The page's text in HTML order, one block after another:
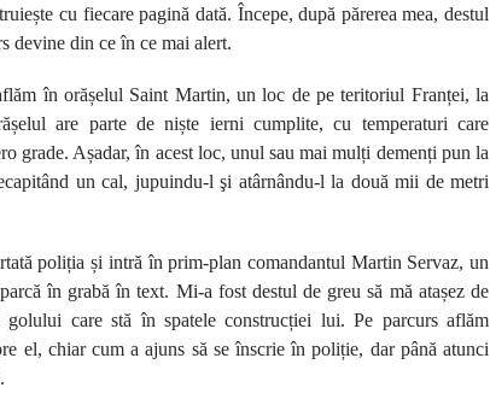
cu fiecare pagină dată. Începe, după părerea mea, destul
devine din ce în ce mai alert.
în orășelul Saint Martin, un loc de pe teritoriul Franței, la
are parte de niște ierni cumplite, cu temperaturi care
grade. Așadar, în acest loc, unul sau mai mulți demenți pun la
un cal, jupuindu-l şi atârnându-l la două mii de metri
poliția și intră în prim-plan comandantul Martin Servaz, un
în grabă în text. Mi-a fost destul de greu să mă atașez de
golului care stă în spatele construcției lui. Pe parcurs aflăm
el, chiar cum a ajuns să se înscrie în poliție, dar până atunci